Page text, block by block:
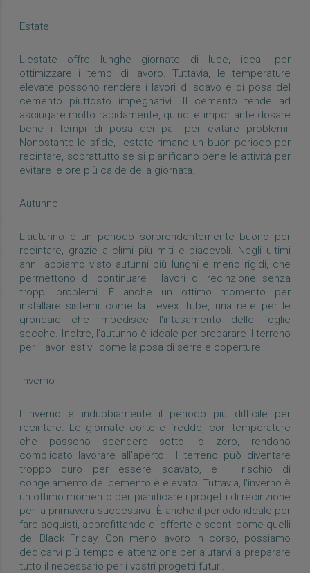
Estate
L'estate offre lunghe giornate di luce, ideali per
ottimizzare i tempi di lavoro. Tuttavia, le temperature
elevate possono rendere i lavori di scavo e di posa del
cemento piuttosto impegnativi. Il cemento tende ad
asciugare molto rapidamente, quindi è importante dosare
bene i tempi di posa dei pali per evitare problemi.
Nonostante le sfide, l'estate rimane un buon periodo per
recintare, soprattutto se si pianificano bene le attività per
evitare le ore più calde della giornata.
Autunno
L'autunno è un periodo sorprendentemente buono per
recintare, grazie a climi più miti e piacevoli. Negli ultimi
anni, abbiamo visto autunni più lunghi e meno rigidi, che
permettono di continuare i lavori di recinzione senza
troppi problemi. È anche un ottimo momento per
installare sistemi come la Levex Tube, una rete per le
grondaie che impedisce l'intasamento delle foglie
secche. Inoltre, l'autunno è ideale per preparare il terreno
per i lavori estivi, come la posa di serre e coperture.
Inverno
L'inverno è indubbiamente il periodo più difficile per
recintare. Le giornate corte e fredde, con temperature
che possono scendere sotto lo zero, rendono
complicato lavorare all'aperto. Il terreno può diventare
troppo duro per essere scavato, e il rischio di
congelamento del cemento è elevato. Tuttavia, l'inverno è
un ottimo momento per pianificare i progetti di recinzione
per la primavera successiva. È anche il periodo ideale per
fare acquisti, approfittando di offerte e sconti come quelli
del Black Friday. Con meno lavoro in corso, possiamo
dedicarvi più tempo e attenzione per aiutarvi a preparare
tutto il necessario per i vostri progetti futuri.